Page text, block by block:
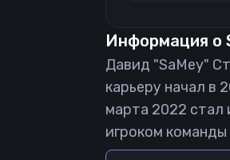
Информация о
Давид "SaMey"
карьеру начал в
марта 2022 стал
игроком команды